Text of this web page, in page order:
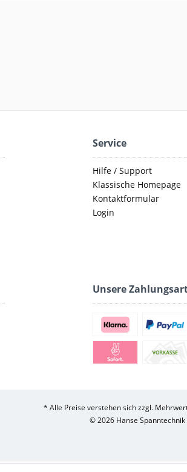
Service
Hilfe / Support
Klassische Homepage
Kontaktformular
Login
Unsere
* Alle Preise verstehen sich zzgl.
© 2026 Hanse Spanntechnik